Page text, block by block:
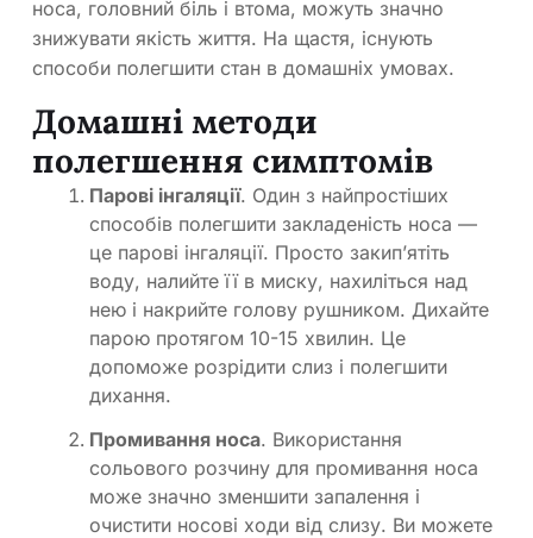
носа, головний біль і втома, можуть значно
знижувати якість життя. На щастя, існують
способи полегшити стан в домашніх умовах.
Домашні методи
полегшення симптомів
Парові інгаляції. Один з найпростіших
способів полегшити закладеність носа —
це парові інгаляції. Просто закип’ятіть
воду, налийте її в миску, нахиліться над
нею і накрийте голову рушником. Дихайте
парою протягом 10-15 хвилин. Це
допоможе розрідити слиз і полегшити
дихання.
Промивання носа. Використання
сольового розчину для промивання носа
може значно зменшити запалення і
очистити носові ходи від слизу. Ви можете